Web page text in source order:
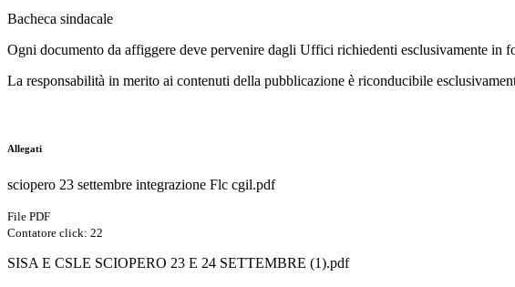
Bacheca sindacale
Ogni documento da affiggere deve pervenire dagli Uffici richiedenti esclusivamente in
La responsabilità in merito ai contenuti della pubblicazione è riconducibile
Allegati
sciopero 23 settembre integrazione Flc cgil.pdf
File PDF
Contatore click: 22
SISA E CSLE SCIOPERO 23 E 24 SETTEMBRE (1).pdf